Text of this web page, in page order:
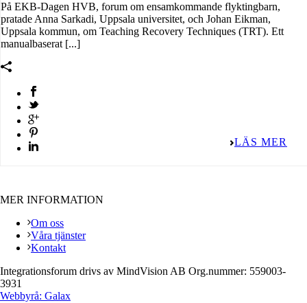
På EKB-Dagen HVB, forum om ensamkommande flyktingbarn,
pratade Anna Sarkadi, Uppsala universitet, och Johan Eikman,
Uppsala kommun, om Teaching Recovery Techniques (TRT). Ett
manualbaserat [...]
LÄS MER
MER INFORMATION
Om oss
Våra tjänster
Kontakt
Integrationsforum drivs av MindVision AB Org.nummer: 559003-
3931
Webbyrå: Galax